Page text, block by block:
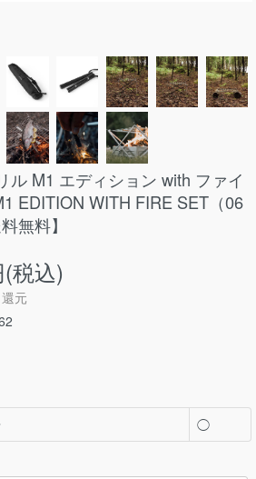
ル M1 エディション with ファイ
EDITION WITH FIRE SET（06
無料】
税込)
元
◯